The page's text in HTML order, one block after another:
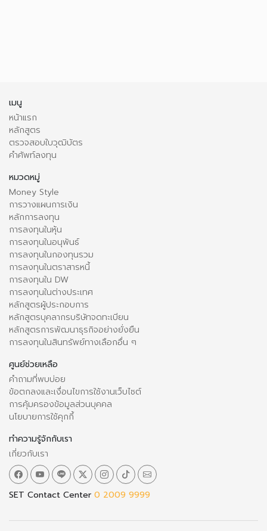
เมนู
หน้าแรก
หลักสูตร
ตรวจสอบใบวุฒิบัตร
คำศัพท์ลงทุน
หมวดหมู่
Money Style
การวางแผนการเงิน
หลักการลงทุน
การลงทุนในหุ้น
การลงทุนในอนุพันธ์
การลงทุนในกองทุนรวม
การลงทุนในตราสารหนี้
การลงทุนใน DW
การลงทุนในต่างประเทศ
หลักสูตรผู้ประกอบการ
หลักสูตรบุคลากรบริษัทจดทะเบียน
หลักสูตรการพัฒนาธุรกิจอย่างยั่งยืน
การลงทุนในสินทรัพย์ทางเลือกอื่น ๆ
ศูนย์ช่วยเหลือ
คำถามที่พบบ่อย
ข้อตกลงและเงื่อนไขการใช้งานเว็บไซต์
การคุ้มครองข้อมูลส่วนบุคคล
นโยบายการใช้คุกกี้
ทำความรู้จักกับเรา
เกี่ยวกับเรา
SET Contact Center 0 2009 9999